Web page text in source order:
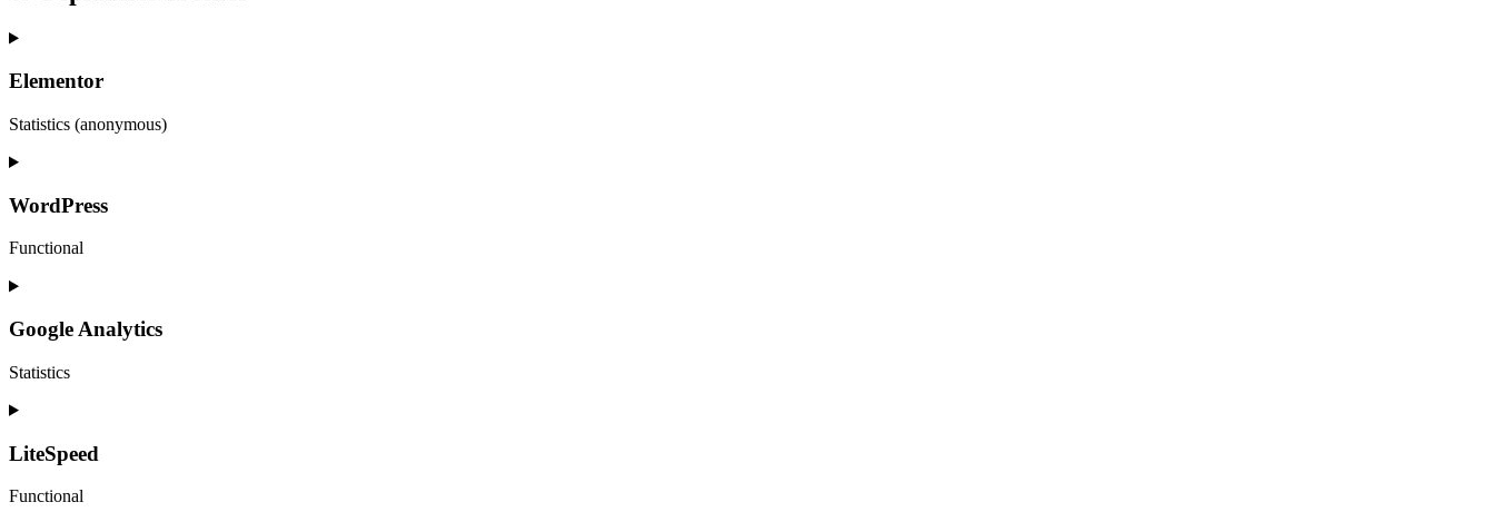
Elementor
Statistics (anonymous)
Consent
service
WordPress
Functional
Consent
service
wordpress
Google Analytics
Statistics
Consent
service
google-
analytics
LiteSpeed
Functional